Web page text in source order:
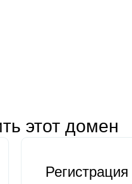
этот домен